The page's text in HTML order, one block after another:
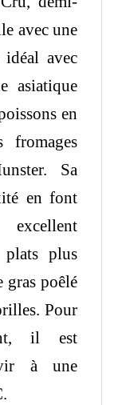
avec une
avec
asiatique
en
fromages
Sa
en font
plats plus
gras poêlé
Pour
il est
à une